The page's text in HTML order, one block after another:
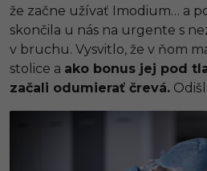
že začne užívať Imodium… a
skončila u nás na urgente s
v bruchu. Vysvitlo, že v ňom
stolice a ako bonus jej pod
začali odumierať črevá.